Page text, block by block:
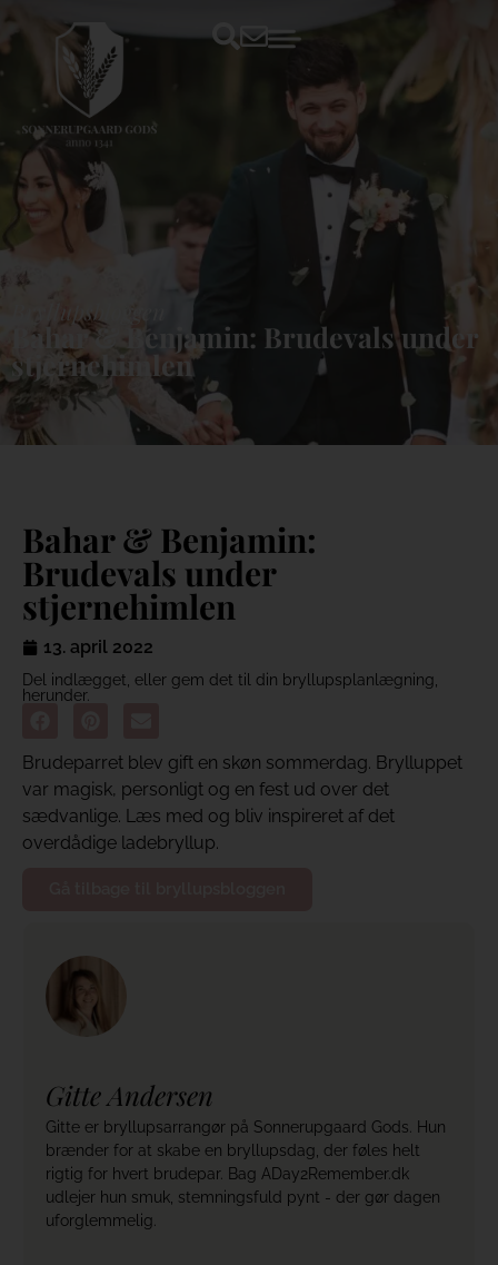
Bryllupsbloggen
Bahar & Benjamin: Brudevals under
stjernehimlen
Bahar & Benjamin:
Brudevals under
stjernehimlen
13. april 2022
Del indlægget, eller gem det til din bryllupsplanlægning,
herunder.
Brudeparret blev gift en skøn sommerdag. Brylluppet
var magisk, personligt og en fest ud over det
sædvanlige. Læs med og bliv inspireret af det
overdådige ladebryllup.
Gitte Andersen
Gitte er bryllupsarrangør på Sonnerupgaard Gods. Hun
brænder for at skabe en bryllupsdag, der føles helt
rigtig for hvert brudepar. Bag ADay2Remember.dk
udlejer hun smuk, stemningsfuld pynt - der gør dagen
uforglemmelig.